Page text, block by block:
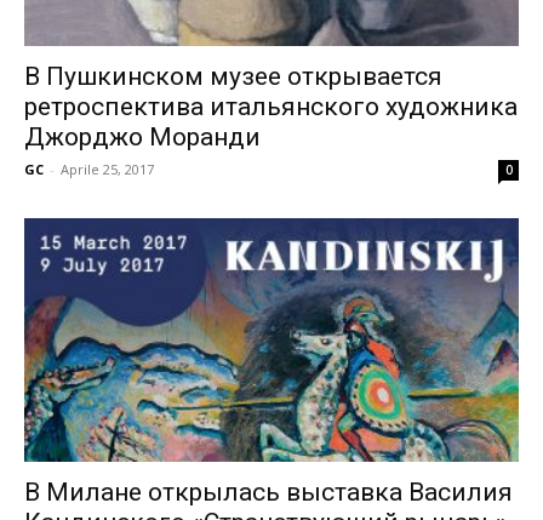
В Пушкинском музее открывается
ретроспектива итальянского художника
Джорджо Моранди
GC - Aprile 25, 2017 0
В Милане открылась выставка Василия